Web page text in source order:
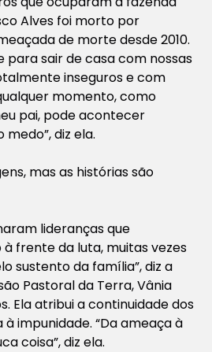
Alves foi morto por
de morte desde 2010.
para sair de casa com nossas
inseguros e com
momento, como
pai, pode acontecer
diz ela.
mas as histórias são
lideranças que
frente da luta, muitas vezes
sustento da família”, diz a
Pastoral da Terra, Vânia
Ela atribui a continuidade dos
impunidade. “Da ameaça à
coisa”, diz ela.